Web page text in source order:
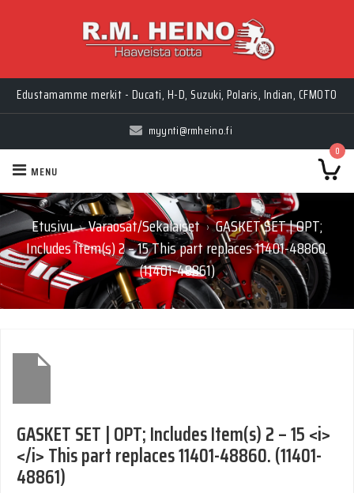
Edustamamme merkit - Ducati, H-D, Suzuki, Polaris, Indian, CFMOTO
myynti@rmheino.fi
0
MENU
Etusivu › Varaosat/Sekalaiset › GASKET SET | OPT;
Includes Item(s) 2 – 15 This part replaces 11401-48860.
(11401-48861)
GASKET SET | OPT; Includes Item(s) 2 – 15 <i>
</i> This part replaces 11401-48860. (11401-
48861)